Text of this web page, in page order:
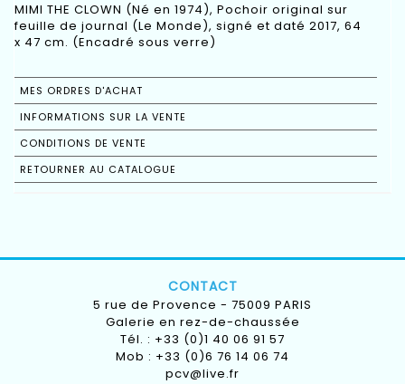
MIMI THE CLOWN (Né en 1974), Pochoir original sur
feuille de journal (Le Monde), signé et daté 2017, 64
x 47 cm. (Encadré sous verre)
MES ORDRES D'ACHAT
INFORMATIONS SUR LA VENTE
CONDITIONS DE VENTE
RETOURNER AU CATALOGUE
CONTACT
5 rue de Provence - 75009 PARIS
Galerie en rez-de-chaussée
Tél. : +33 (0)1 40 06 91 57
Mob : +33 (0)6 76 14 06 74
pcv@live.fr